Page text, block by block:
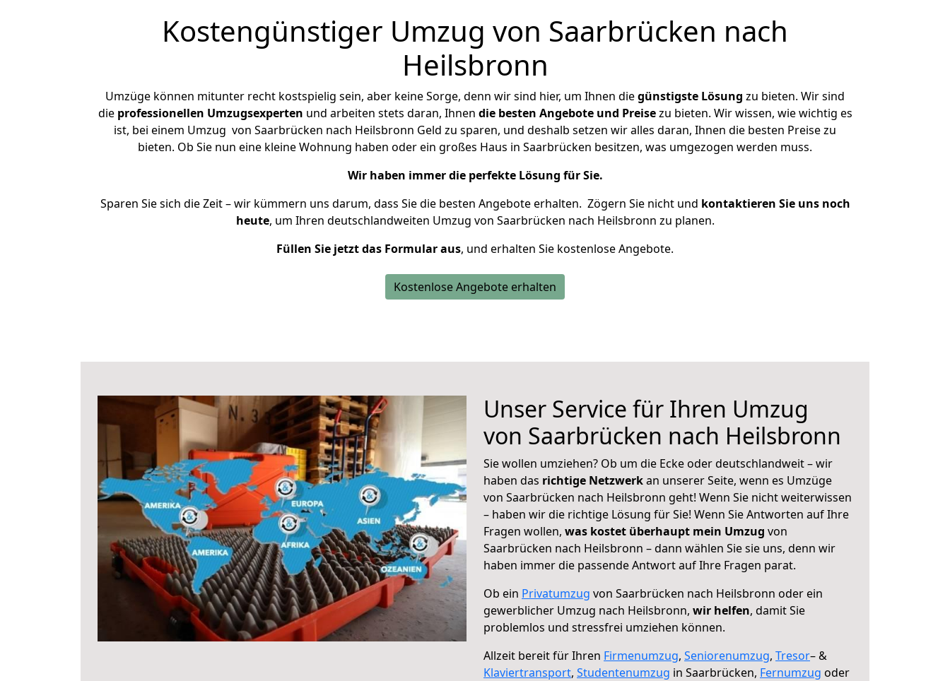
Kostengünstiger Umzug von Saarbrücken nach
Heilsbronn
Umzüge können mitunter recht kostspielig sein, aber keine Sorge, denn wir sind hier, um Ihnen diegünstigste Lösung zu bieten. Wir sind
die professionellen Umzugsexperten und arbeiten stets daran, Ihnen die besten Angebote und Preisezu bieten. Wir wissen, wie wichtig es
ist, bei einem Umzug von Saarbrücken nach Heilsbronn Geld zu sparen, und deshalb setzen wir alles daran, Ihnen die besten Preise zu
bieten. Ob Sie nun eine kleine Wohnung haben oder ein großes Haus in Saarbrücken besitzen, was umgezogen werden muss.
Wir haben immer die perfekte Lösung für Sie.
Sparen Sie sich die Zeit – wir kümmern uns darum, dass Sie die besten Angebote erhalten. Zögern Sie nicht und kontaktieren Sie uns noch
heute, um Ihren deutschlandweiten Umzug von Saarbrücken nach Heilsbronn zu planen.
Füllen Sie jetzt das Formular aus, und erhalten Sie kostenlose Angebote.
Kostenlose Angebote erhalten
Unser Service für Ihren Umzug
von Saarbrücken nach Heilsbronn
Sie wollen umziehen? Ob um die Ecke oder deutschlandweit – wir
haben das richtige Netzwerkan unserer Seite, wenn es Umzüge
von Saarbrücken nach Heilsbronn geht! Wenn Sie nicht weiterwissen
– haben wir die richtige Lösung für Sie! Wenn Sie Antworten auf Ihre
Fragen wollen, was kostet überhaupt mein Umzug von
Saarbrücken nach Heilsbronn – dann wählen Sie sie uns, denn wir
haben immer die passende Antwort auf Ihre Fragen parat.
Ob ein Privatumzug von Saarbrücken nach Heilsbronn oder ein
gewerblicher Umzug nach Heilsbronn, wir helfen, damit Sie
problemlos und stressfrei umziehen können.
Allzeit bereit für Ihren Firmenumzug, Seniorenumzug, Tresor– &
Klaviertransport, Studentenumzug in Saarbrücken, Fernumzug oder